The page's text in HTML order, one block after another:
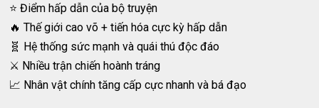
⭐️ Điểm hấp dẫn của bộ truyện
🔥 Thế giới cao võ + tiến hóa cực kỳ hấp dẫn
🧬 Hệ thống sức mạnh và quái thú độc đáo
⚔️ Nhiều trận chiến hoành tráng
📈 Nhân vật chính tăng cấp cực nhanh và bá đạo